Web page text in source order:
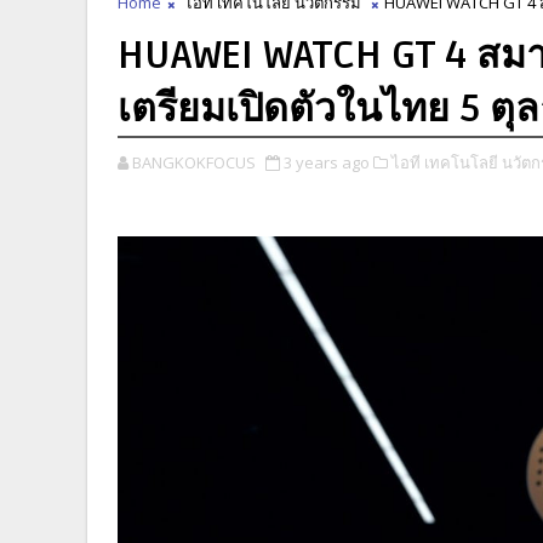
HUAWEI WATCH GT
เตรียมเปิดตัวในไทย 5 ตุ
BANGKOKFOCUS 3 years ago ไอที เทคโนโลยี นวัต